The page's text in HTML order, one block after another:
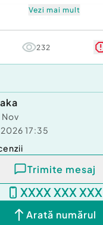
1
Vezi mai mult
232
Nov
17:35
Trimite mesaj
XXXX XXX XXX
Arată numărul